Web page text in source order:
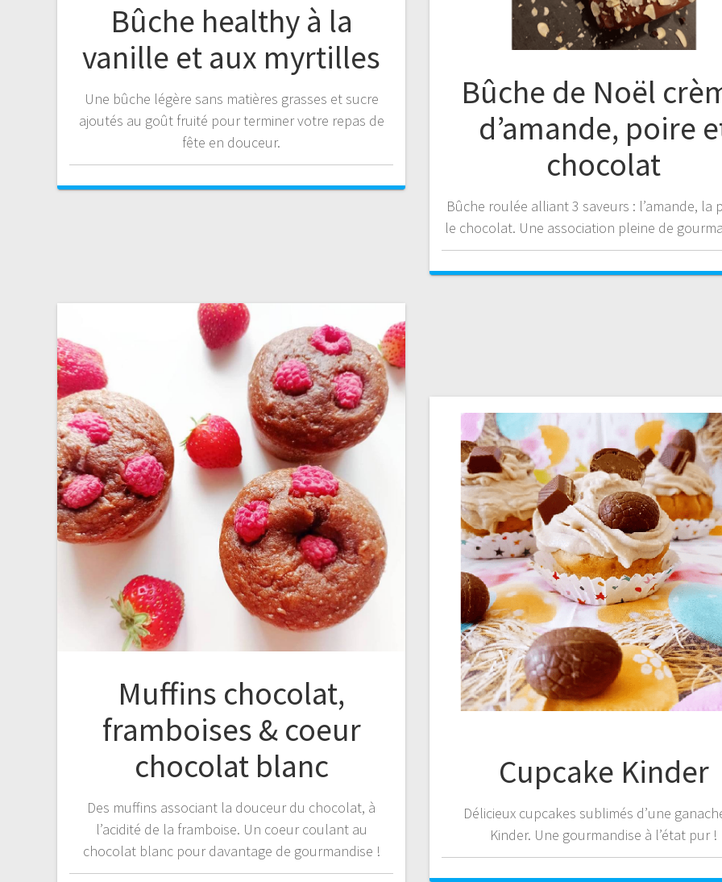
Bûche healthy à la
vanille et aux myrtilles
Une bûche légère sans matières grasses et sucre
ajoutés au goût fruité pour terminer votre repas de
fête en douceur.
Bûche de Noël
d’amande, poire
chocolat
Bûche roulée alliant 3 saveurs : l’amande, la
le chocolat. Une association pleine de
Muffins chocolat,
framboises & coeur
chocolat blanc
Des muffins associant la douceur du chocolat, à
l’acidité de la framboise. Un coeur coulant au
chocolat blanc pour davantage de gourmandise !
Cupcake Kinder
Délicieux cupcakes sublimés d’une
Kinder. Une gourmandise à l’état pur !